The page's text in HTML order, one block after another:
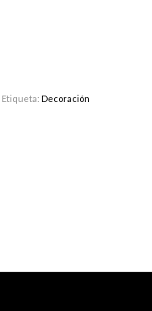
Etiqueta:Decoración